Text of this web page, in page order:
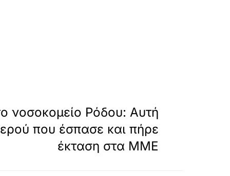
νοσοκομείο Ρόδου: Αυτή
που έσπασε και πήρε
έκταση στα ΜΜΕ